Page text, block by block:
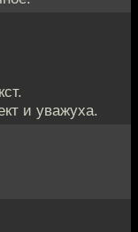
и уважуха.